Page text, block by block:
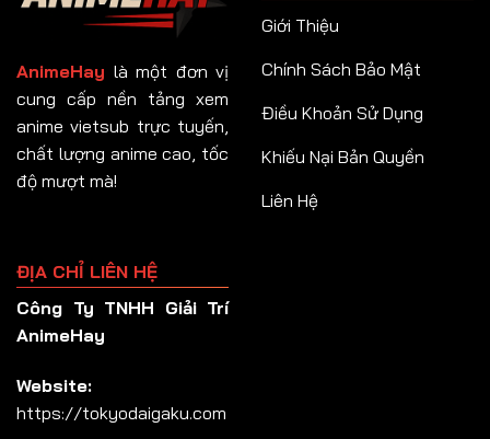
Tập 93
Tập 95
Tập 96
Tập 97
Tập 101
AnimeHay là một đơn vị
cung cấp nền tảng xem
anime vietsub trực tuyến,
chất lượng anime cao, tốc
độ mượt mà!
Giới Thiệu
Chính Sách Bảo Mật
Điều Khoản Sử Dụng
Khiếu Nại Bản Quyền
Liên Hệ
ĐỊA CHỈ LIÊN HỆ
Công Ty TNHH Giải Trí
AnimeHay
Website:
https://tokyodaigaku.com